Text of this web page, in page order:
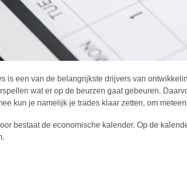
is een van de belangrijkste drijvers van
wat er op de beurzen gaat gebeuren.
kun je namelijk je trades klaar zetten, om
bestaat de economische kalender. Op de